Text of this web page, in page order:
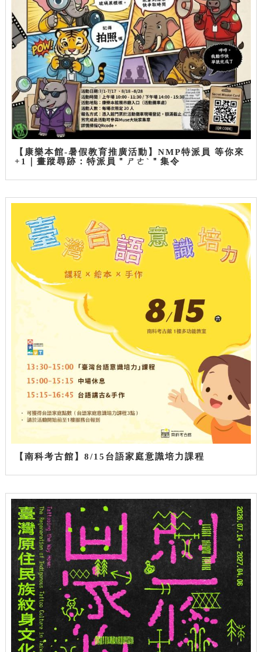
【康樂本館-暑假教育推廣活動】NMP特派員 等你來
+1｜畫蹤尋跡：特派員＂ㄕㄜˋ＂集令
【南科考古館】8/15台語家庭意識培力課程